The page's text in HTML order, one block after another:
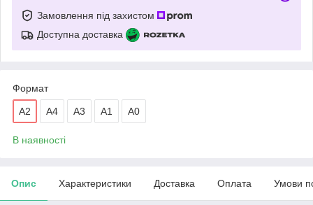
Замовлення під захистом
Доступна доставка
Формат
A2 А4 А3 A1 А0
В наявності
Опис Характеристики Доставка Оплата Умови